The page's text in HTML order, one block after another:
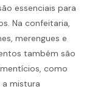
essenciais para
Na confeitaria,
merengues e
também são
como
mistura